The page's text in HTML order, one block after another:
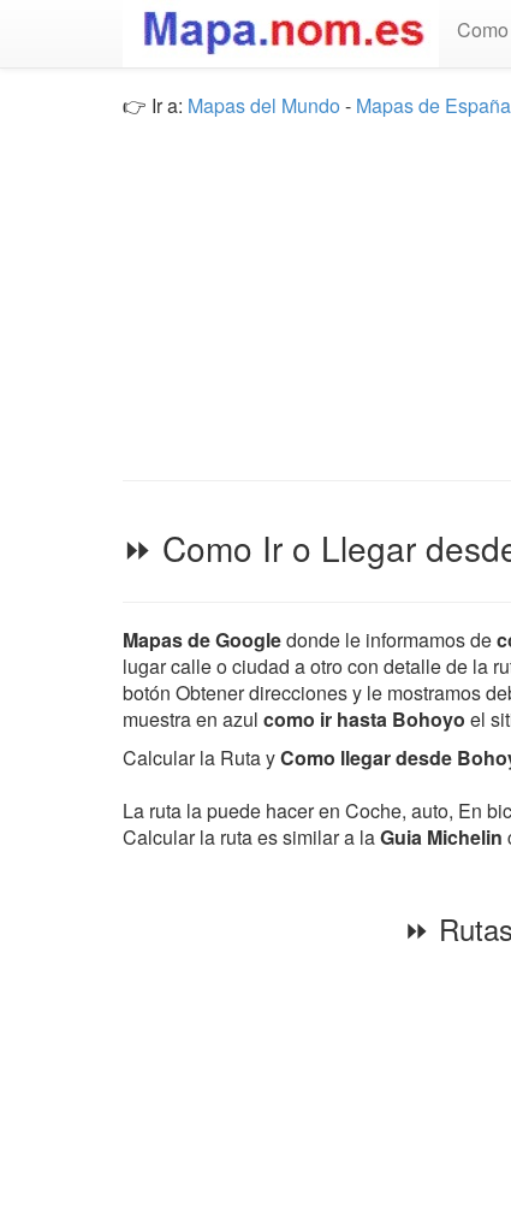
👉 Ir a: Mapas del Mundo - Mapas de España
⏩ Como Ir o Llegar
Mapas de Googledonde le informamos de
lugar calle o ciudad a otro con detalle de la
botón Obtener direcciones y le mostramos
muestra en azul como ir hasta Bohoyo el
Calcular la Ruta yComo llegar desde
La ruta la puede hacer en Coche, auto, En
Calcular la ruta es similar a laGuia Michelin
⏩